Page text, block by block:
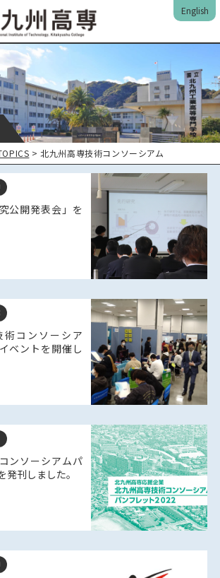
English
> 北九州高専技術コンソーシアム
公開発表会」を
術コンソーシア
ベントを開催し
ンソーシアムパ
発刊しました。